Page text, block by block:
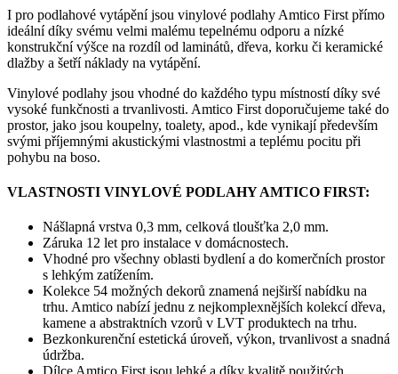
I pro podlahové vytápění jsou vinylové podlahy Amtico First přímo
ideální díky svému velmi malému tepelnému odporu a nízké
konstrukční výšce na rozdíl od laminátů, dřeva, korku či keramické
dlažby a šetří náklady na vytápění.
Vinylové podlahy jsou vhodné do každého typu místností díky své
vysoké funkčnosti a trvanlivosti. Amtico First doporučujeme také do
prostor, jako jsou koupelny, toalety, apod., kde vynikají především
svými příjemnými akustickými vlastnostmi a teplému pocitu při
pohybu na boso.
VLASTNOSTI VINYLOVÉ PODLAHY AMTICO FIRST:
Nášlapná vrstva 0,3 mm, celková tloušťka 2,0 mm.
Záruka 12 let pro instalace v domácnostech.
Vhodné pro všechny oblasti bydlení a do komerčních prostor
s lehkým zatížením.
Kolekce 54 možných dekorů znamená nejširší nabídku na
trhu. Amtico nabízí jednu z nejkomplexnějších kolekcí dřeva,
kamene a abstraktních vzorů v LVT produktech na trhu.
Bezkonkurenční estetická úroveň, výkon, trvanlivost a snadná
údržba.